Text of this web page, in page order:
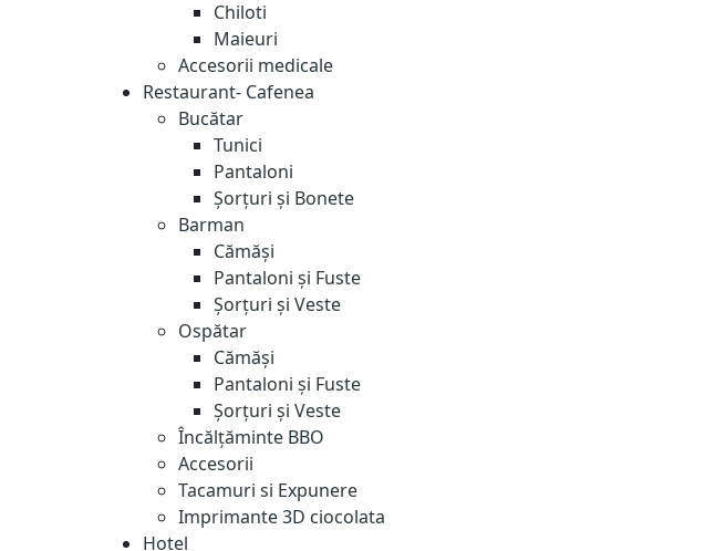
Chiloti
Maieuri
Accesorii medicale
Restaurant- Cafenea
Bucătar
Tunici
Pantaloni
Șorțuri și Bonete
Barman
Cămăși
Pantaloni și Fuste
Șorțuri și Veste
Ospătar
Cămăși
Pantaloni și Fuste
Șorțuri și Veste
Încălțăminte BBO
Accesorii
Tacamuri si Expunere
Imprimante 3D ciocolata
Hotel